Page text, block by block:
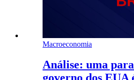
Macroeconomia
Análise: uma